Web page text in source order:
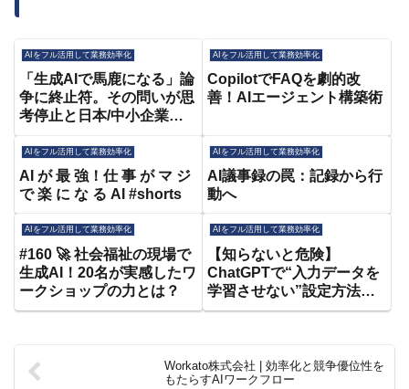
AIをフル活用して業務効率化
「生成AIで馬鹿になる」論
争に終止符。その問いが思
考停止と日本/中小企業の
DX専門家が解説】
AIをフル活用して業務効率化
CopilotでFAQを劇的改
善！AIエージェント構築術
AIをフル活用して業務効率化
AI が 最 強！仕 事 が マ ジ
で 楽 に な る AI #shorts
AIをフル活用して業務効率化
AI議事録の罠：記録から行
動へ
AIをフル活用して業務効率化
#160 🚀 社会福祉の現場で
生成AI！20名が実感したワ
ークショップの力とは？
AIをフル活用して業務効率化
【知らないと危険】
ChatGPTで“入力データを
学習させない”設定方法と
情報漏洩の防ぎ方
Workato株式会社 | 効率化と競争優位性を
もたらすAIワークフロー